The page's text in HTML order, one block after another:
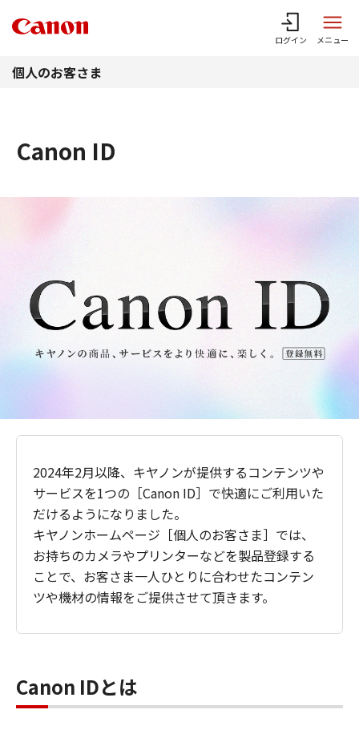
ログイン メニュー
個人のお客さま
Canon ID
2024年2月以降、キヤノンが提供するコンテンツや
サービスを1つの［Canon ID］で快適にご利用いた
だけるようになりました。
キヤノンホームページ［個人のお客さま］では、
お持ちのカメラやプリンターなどを製品登録する
ことで、お客さま一人ひとりに合わせたコンテン
ツや機材の情報をご提供させて頂きます。
Canon IDとは